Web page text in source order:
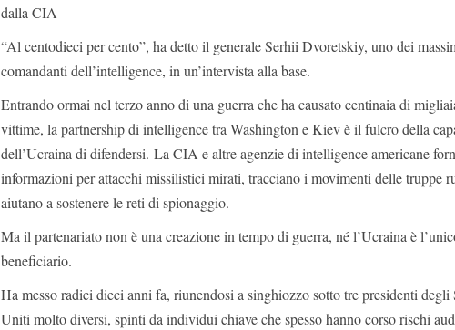
dalla CIA
“Al centodieci per cento”, ha detto il generale Serhii Dvoretskiy, uno dei
comandanti dell’intelligence, in un’intervista alla base.
Entrando ormai nel terzo anno di una guerra che ha causato centinaia di
vittime, la partnership di intelligence tra Washington e Kiev è il fulcro della
dell’Ucraina di difendersi. La CIA e altre agenzie di intelligence americane
informazioni per attacchi missilistici mirati, tracciano i movimenti delle truppe
aiutano a sostenere le reti di spionaggio.
Ma il partenariato non è una creazione in tempo di guerra, né l’Ucraina è
beneficiario.
Ha messo radici dieci anni fa, riunendosi a singhiozzo sotto tre presidenti degli
Uniti molto diversi, spinti da individui chiave che spesso hanno corso rischi